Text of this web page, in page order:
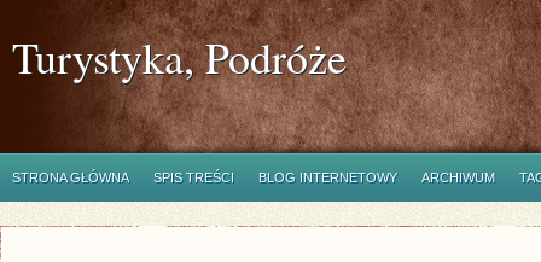
Turystyka, Podróże
STRONA GŁÓWNA SPIS TREŚCI BLOG INTERNETOWY ARCHIWUM